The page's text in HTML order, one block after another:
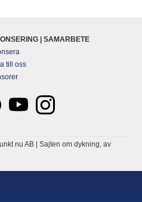
| SAMARBETE
till oss
nu AB | Sajten om dykning, av